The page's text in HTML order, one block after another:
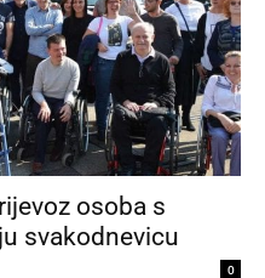
osoba s
svakodnevicu
0